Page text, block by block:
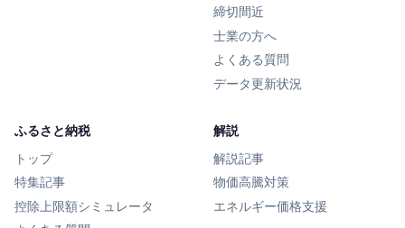
締切間近
士業の方へ
よくある質問
データ更新状況
ふるさと納税
トップ
特集記事
控除上限額シミュレータ
解説
解説記事
物価高騰対策
エネルギー価格支援